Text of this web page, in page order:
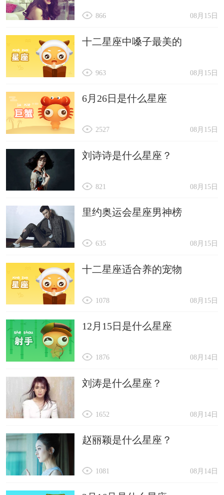
08月15日
866
十二星座中嗓子最美的
08月15日
963
6月26日是什么星座
08月15日
2527
刘诗诗是什么星座？
08月15日
821
里约奥运会星座男神榜
08月15日
635
十二星座适合养的宠物
08月15日
1078
12月15日是什么星座
08月14日
1876
刘涛是什么星座？
08月14日
1652
赵丽颖是什么星座？
08月14日
1081